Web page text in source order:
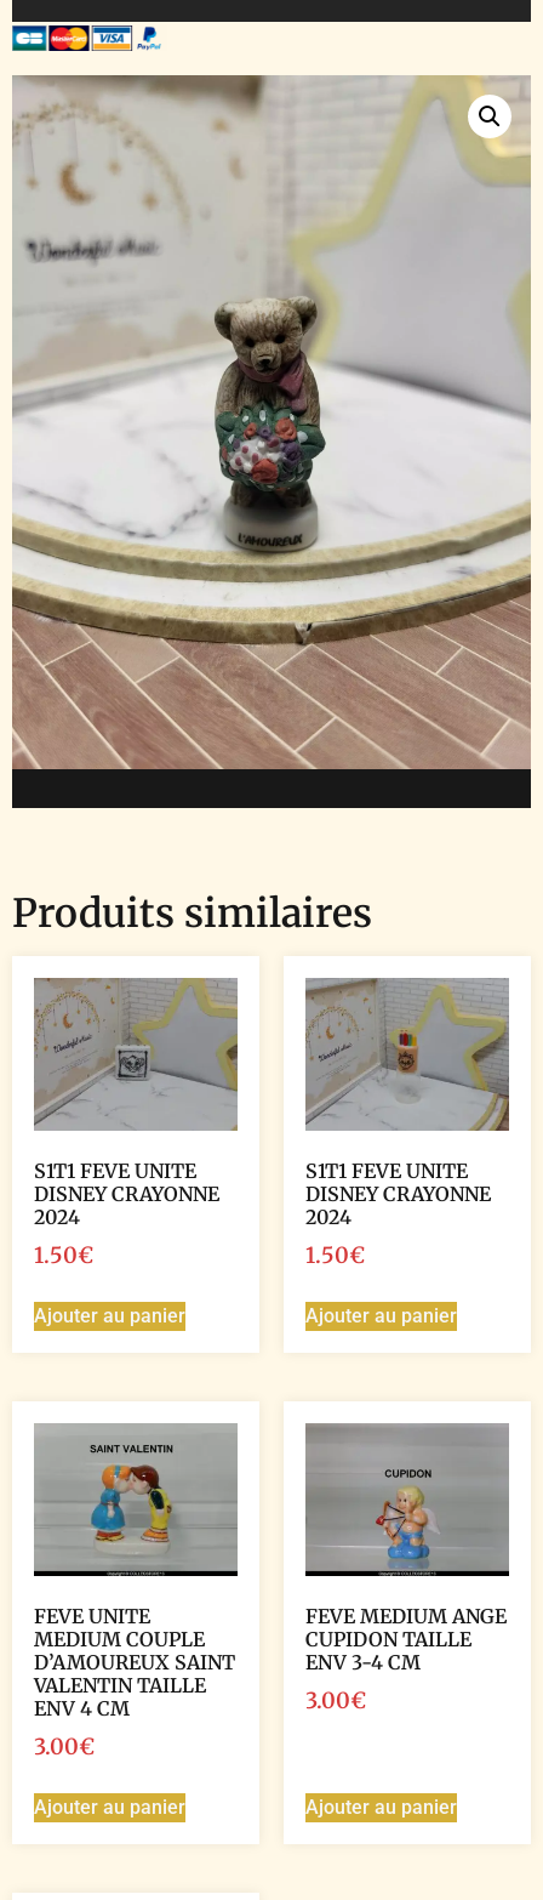
Produits similaires
S1T1 FEVE UNITE
DISNEY CRAYONNE
2024
1.50€
Ajouter au panier
S1T1 FEVE UNITE
DISNEY CRAYONNE
2024
1.50€
Ajouter au panier
FEVE UNITE
MEDIUM COUPLE
D’AMOUREUX SAINT
VALENTIN TAILLE
ENV 4 CM
3.00€
Ajouter au panier
FEVE MEDIUM ANGE
CUPIDON TAILLE
ENV 3-4 CM
3.00€
Ajouter au panier